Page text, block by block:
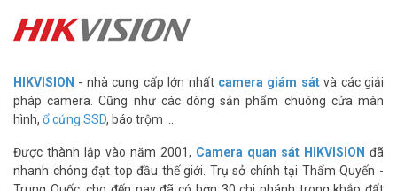
camera IP hoặc điện thoại bàn qua dây mạng, cần chọn switch có
ký hiệu PoE trong tên sản phẩm. Với nhu cầu mạng có dây thông
Dây mạng loại nào phù hợp để dùng với
switch DS-3E0105D-O?
độ tối đa của thiết bị. Dây Cat6 hoặc Cat6A cũng cắm được bình
thường, chỉ không phát huy thêm tốc độ vì switch giới hạn ở
HIKVISION - nhà cung cấp lớn nhất camera giám sátvà các giải
pháp camera. Cũng như các dòng sản phẩm chuông cửa màn
hình, ổ cứng SSD, báo trộm ...
Được thành lập vào năm 2001, Camera quan sát HIKVISION đã
nhanh chóng đạt top đầu thế giới. Trụ sở chính tại Thẩm Quyến -